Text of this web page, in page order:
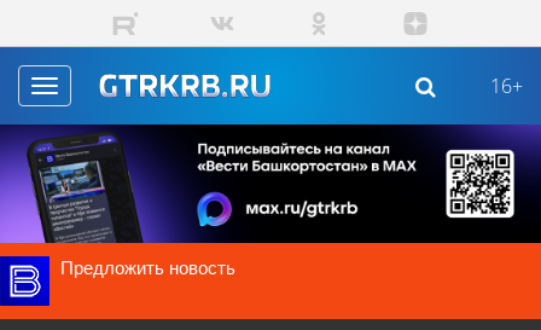
Перейти к основному содержанию
Toggle
navigation
16+